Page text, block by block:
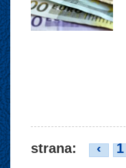
strana: ‹ 1